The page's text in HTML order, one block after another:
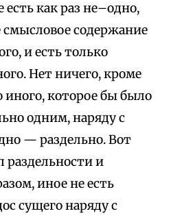
как раз не–одно,
содержание
и есть только
Нет ничего, кроме
иного, которое бы было
одним, наряду с
— раздельно. Вот
раздельности и
иное не есть
сущего наряду с